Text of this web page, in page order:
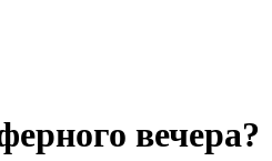
вечера?